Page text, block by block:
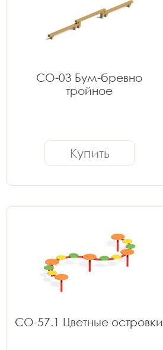
СО-03 Бум-бревно
тройное
Купить
СО-57.1 Цветные островки